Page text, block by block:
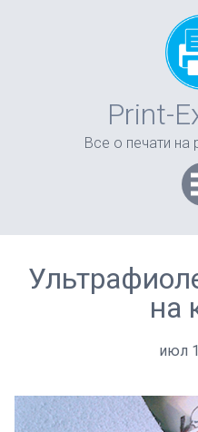
Print-
Все о печати на
на
июл